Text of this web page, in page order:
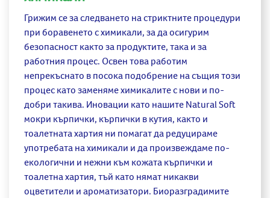
Грижим се за следването на стриктните процедури
при боравенето с химикали, за да осигурим
безопасност както за продуктите, така и за
работния процес. Освен това работим
непрекъснато в посока подобрение на същия този
процес като заменяме химикалите с нови и по-
добри такива. Иновации като нашите Natural Soft
мокри кърпички, кърпички в кутия, както и
тоалетната хартия ни помагат да редуцираме
употребата на химикали и да произвеждаме по-
екологични и нежни към кожата кърпички и
тоалетна хартия, тъй като нямат никакви
оцветители и ароматизатори. Биоразградимите